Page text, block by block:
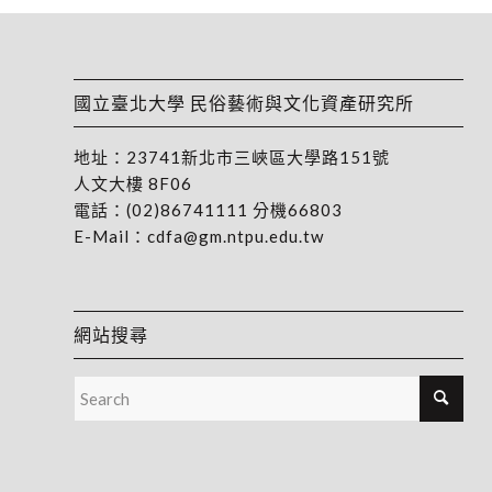
國立臺北大學 民俗藝術與文化資產研究所
地址： 23741新北市三峽區大學路151號
人文大樓 8F06
電話： (02)86741111 分機66803
E-Mail： cdfa@gm.ntpu.edu.tw
網站搜尋